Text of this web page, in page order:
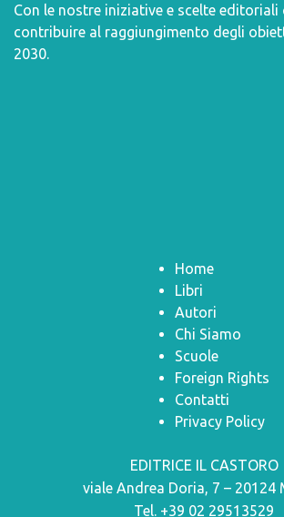
Con le nostre iniziative e scelte editoriali
contribuire al raggiungimento degli
2030.
Home
Libri
Autori
Chi Siamo
Scuole
Foreign Rights
Contatti
Privacy Policy
EDITRICE IL CASTORO
viale Andrea Doria, 7 – 20124
Tel. +39 02 29513529